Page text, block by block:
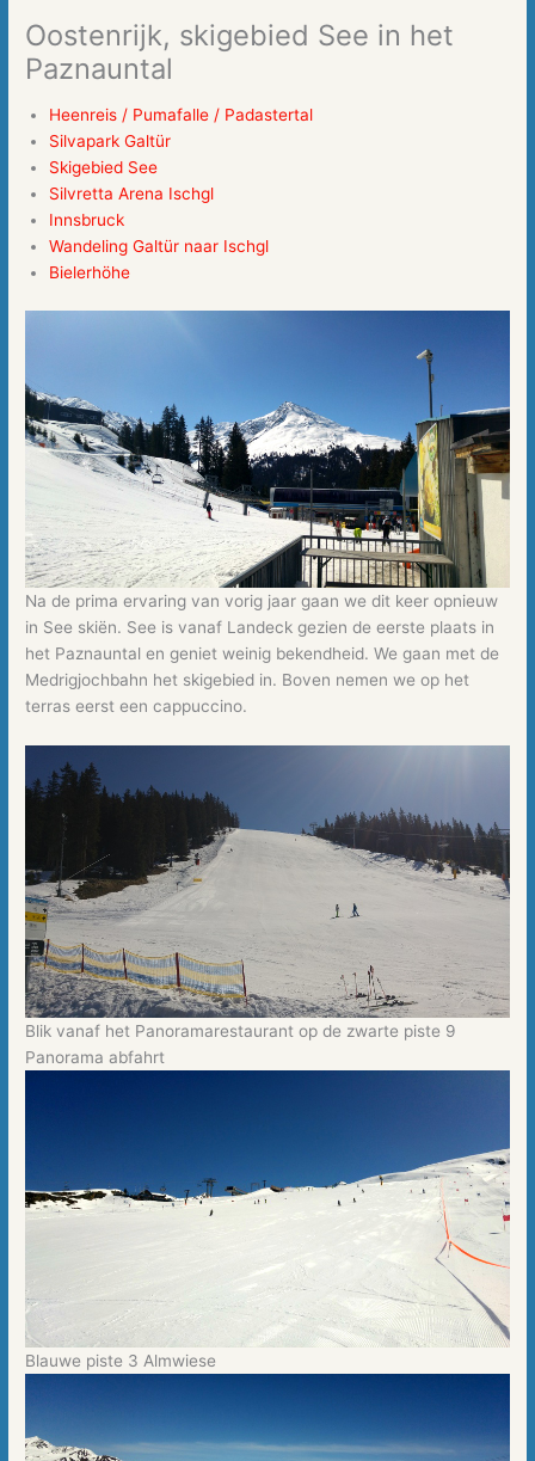
Oostenrijk, skigebied See in het
Paznauntal
Heenreis / Pumafalle / Padastertal
Silvapark Galtür
Skigebied See
Silvretta Arena Ischgl
Innsbruck
Wandeling Galtür naar Ischgl
Bielerhöhe
Na de prima ervaring van vorig jaar gaan we dit keer opnieuw
in See skiën. See is vanaf Landeck gezien de eerste plaats in
het Paznauntal en geniet weinig bekendheid. We gaan met de
Medrigjochbahn het skigebied in. Boven nemen we op het
terras eerst een cappuccino.
Blik vanaf het Panoramarestaurant op de zwarte piste 9
Panorama abfahrt
Blauwe piste 3 Almwiese